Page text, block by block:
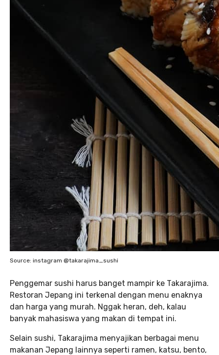
Source: instagram @takarajima_sushi
Penggemar sushi harus banget mampir ke Takarajima.
Restoran Jepang ini terkenal dengan menu enaknya
dan harga yang murah. Nggak heran, deh, kalau
banyak mahasiswa yang makan di tempat ini.
Selain sushi, Takarajima menyajikan berbagai menu
makanan Jepang lainnya seperti ramen, katsu, bento,